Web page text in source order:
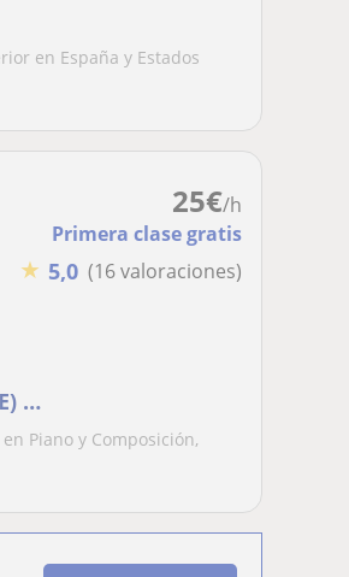
en España y Estados
25€/h
Primera clase gratis
★ 5,0 (16 valoraciones)
|
Piano y Composición,